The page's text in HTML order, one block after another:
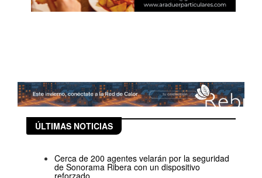
ÚLTIMAS NOTICIAS
Cerca de 200 agentes velarán por la seguridad
de Sonorama Ribera con un dispositivo